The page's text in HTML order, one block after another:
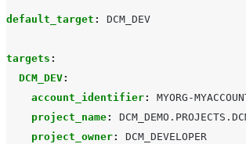
default_target : DCM_DEV
targets :
DCM_DEV:
account_identifier:
MYORG-
project_name:
project_owner:
DCM_DEVELOPER